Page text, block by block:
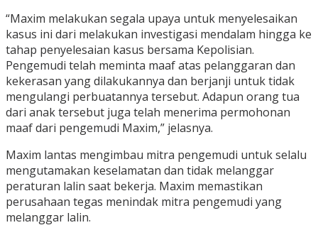
“Maxim melakukan segala upaya untuk menyelesaikan
kasus ini dari melakukan investigasi mendalam hingga ke
tahap penyelesaian kasus bersama Kepolisian.
Pengemudi telah meminta maaf atas pelanggaran dan
kekerasan yang dilakukannya dan berjanji untuk tidak
mengulangi perbuatannya tersebut. Adapun orang tua
dari anak tersebut juga telah menerima permohonan
maaf dari pengemudi Maxim,” jelasnya.
Maxim lantas mengimbau mitra pengemudi untuk selalu
mengutamakan keselamatan dan tidak melanggar
peraturan lalin saat bekerja. Maxim memastikan
perusahaan tegas menindak mitra pengemudi yang
melanggar lalin.